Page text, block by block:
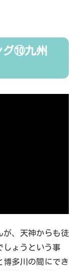
グ⑩九州
が、天神からも徒
しょうという事
博多川の間にでき